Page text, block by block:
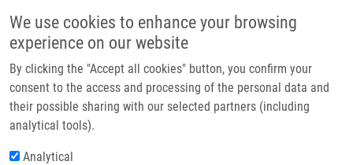
We use cookies to enhance your browsing
experience on our website
By clicking the "Accept all cookies" button, you confirm your
consent to the access and processing of the personal data and
their possible sharing with our selected partners (including
analytical tools).
Analytical
Header image